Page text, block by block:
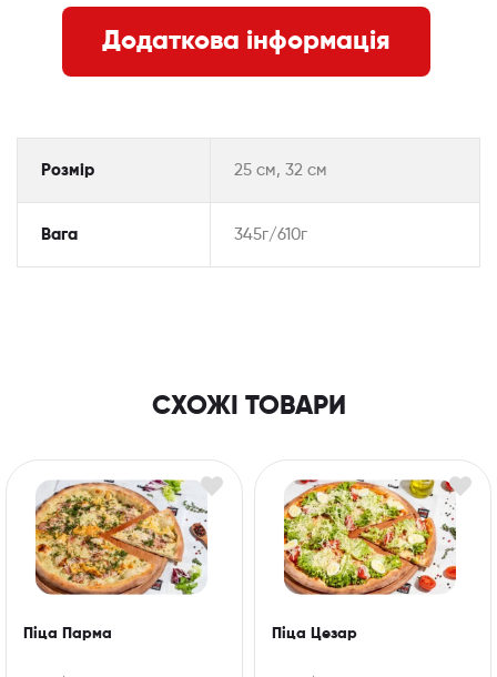
Додаткова інформація
Розмір 25 см, 32 см
Вага 345г/610г
СХОЖІ ТОВАРИ
Піца Парма Піца Цезар